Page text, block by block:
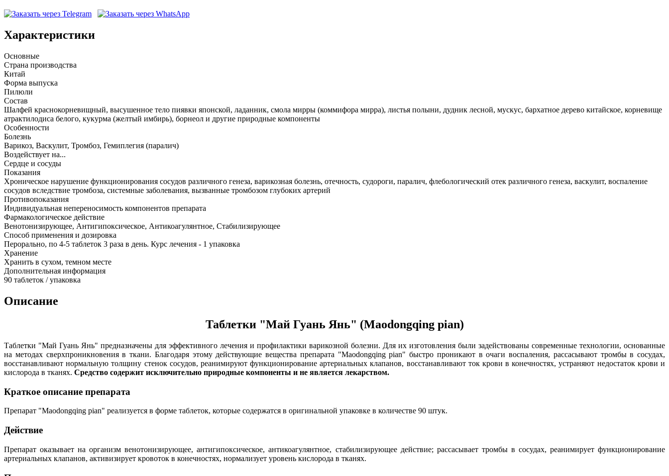
Характеристики
Основные
Страна производства
Китай
Форма выпуска
Пилюли
Состав
Шалфей краснокорневищный, высушенное тело пиявки японской, ладанник, смола мирры (коммифора мирра), листья полыни, дудник лесной, мускус, бархатное дерево китайское, корневище
атрактилодиса белого, кукурма (желтый имбирь), борнеол и другие природные компоненты
Особенности
Болезнь
Варикоз, Васкулит, Тромбоз, Гемиплегия (паралич)
Воздействует на...
Сердце и сосуды
Показания
Хроническое нарушение функционирования сосудов различного генеза, варикозная болезнь, отечность, судороги, паралич, флебологический отек различного генеза, васкулит, воспаление
сосудов вследствие тромбоза, системные заболевания, вызванные тромбозом глубоких артерий
Противопоказания
Индивидуальная непереносимость компонентов препарата
Фармакологическое действие
Венотонизирующее, Антигипоксическое, Антикоагулянтное, Стабилизирующее
Способ применения и дозировка
Перорально, по 4-5 таблеток 3 раза в день. Курс лечения - 1 упаковка
Хранение
Хранить в сухом, темном месте
Дополнительная информация
90 таблеток / упаковка
Описание
Таблетки "Май Гуань Янь" (Maodongqing pian)
Таблетки "Май Гуань Янь" предназначены для эффективного лечения и профилактики варикозной болезни. Для их изготовления были задействованы современные технологии, основанные
на методах сверхпроникновения в ткани. Благодаря этому действующие вещества препарата "Maodongqing pian" быстро проникают в очаги воспаления, рассасывают тромбы в сосудах,
восстанавливают нормальную толщину стенок сосудов, реанимируют функционирование артериальных клапанов, восстанавливают ток крови в конечностях, устраняют недостаток крови и
кислорода в тканях. Средство содержит исключительно природные компоненты и не является лекарством.
Краткое описание препарата
Препарат "Maodongqing pian" реализуется в форме таблеток, которые содержатся в оригинальной упаковке в количестве 90 штук.
Действие
Препарат оказывает на организм венотонизирующее, антигипоксическое, антикоагулянтное, стабилизирующее действие; рассасывает тромбы в сосудах, реанимирует функционирование
артериальных клапанов, активизирует кровоток в конечностях, нормализует уровень кислорода в тканях.